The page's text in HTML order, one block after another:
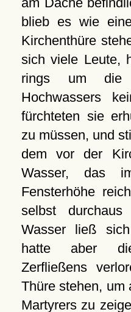
blieb es wie
Kirchenthüre
sich viele Leute,
rings um die
Hochwassers
fürchteten sie
zu müssen, und
dem vor der
Wasser, das
Fensterhöhe
selbst
Wasser ließ
hatte aber
Zerfließens
Thüre stehen, um
Martyrers zu